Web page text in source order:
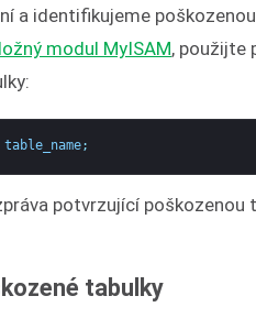
a identifikujeme
modul MyISAM, použijte
table_name;
potvrzující poškozenou
tabulky